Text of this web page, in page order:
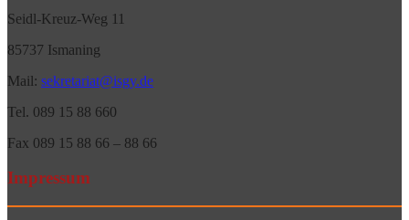
Seidl-Kreuz-Weg 11
85737 Ismaning
Mail: sekretariat@isgy.de
Tel. 089 15 88 660
Fax 089 15 88 66 – 88 66
Impressum